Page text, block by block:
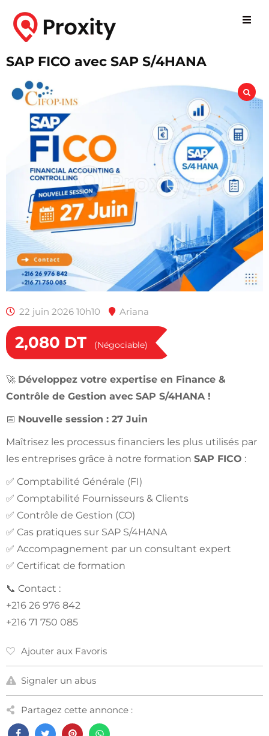
SAP FICO avec SAP S/4HANA
22 juin 2026 10h10 Ariana
2,080 DT (Négociable)
🚀 Développez votre expertise en Finance &
Contrôle de Gestion avec SAP S/4HANA !
📅 Nouvelle session : 27 Juin
Maîtrisez les processus financiers les plus utilisés par
les entreprises grâce à notre formation SAP FICO :
✅ Comptabilité Générale (FI)
✅ Comptabilité Fournisseurs & Clients
✅ Contrôle de Gestion (CO)
✅ Cas pratiques sur SAP S/4HANA
✅ Accompagnement par un consultant expert
✅ Certificat de formation
📞 Contact :
+216 26 976 842
+216 71 750 085
Ajouter aux Favoris
Signaler un abus
Partagez cette annonce :